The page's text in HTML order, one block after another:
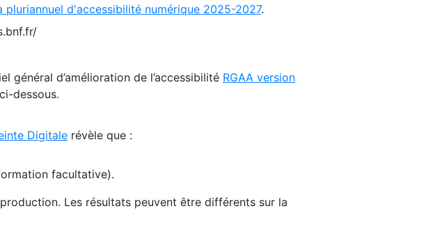
pluriannuel d'accessibilité numérique 2025-2027.
d’amélioration de l’accessibilité RGAA version
dessous.
Digitale révèle que :
facultative).
Les résultats peuvent être différents sur la